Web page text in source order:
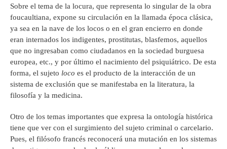
Sobre el tema de la locura, que representa lo singular de la obra
foucaultiana, expone su circulación en la llamada época clásica,
ya sea en la nave de los locos o en el gran encierro en donde
eran internados los indigentes, prostitutas, blasfemos, aquellos
que no ingresaban como ciudadanos en la sociedad burguesa
europea, etc., y por último el nacimiento del psiquiátrico. De esta
forma, el sujeto loco es el producto de la interacción de un
sistema de exclusión que se manifestaba en la literatura, la
filosofía y la medicina.
Otro de los temas importantes que expresa la ontología histórica
tiene que ver con el surgimiento del sujeto criminal o carcelario.
Pues, el filósofo francés reconocerá una mutación en los sistemas